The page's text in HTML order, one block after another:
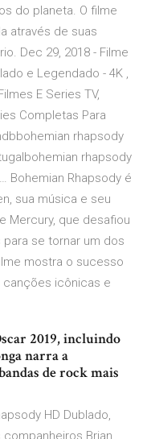
do planeta. O filme
através de suas
Dec 29, 2018 - Filme
e Legendado - 4K ,
E Series TV,
Completas Para
rhapsody
rhapsody
Bohemian Rhapsody é
sua música e seu
Mercury, que desafiou
se tornar um dos
mostra o sucesso
canções icônicas e
2019, incluindo
narra a
de rock mais
HD Dublado,